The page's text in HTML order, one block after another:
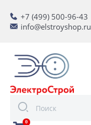
+7 (499) 500-96-43
info@elstroyshop.ru
0